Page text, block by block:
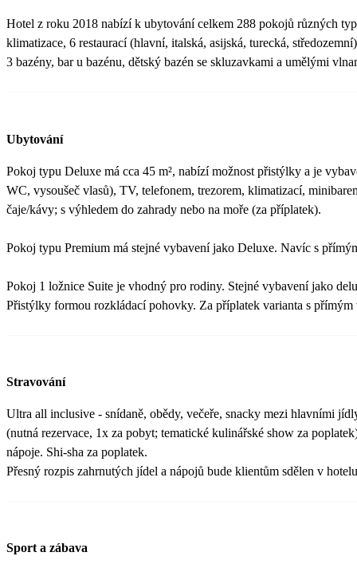
Hotel z roku 2018 nabízí k ubytování celkem 288 pokojů různých
klimatizace, 6 restaurací (hlavní, italská, asijská, turecká,
3 bazény, bar u bazénu, dětský bazén se skluzavkami a umělými
Ubytování
Pokoj typu Deluxe má cca 45 m², nabízí možnost přistýlky a je
WC, vysoušeč vlasů), TV, telefonem, trezorem, klimatizací,
čaje/kávy; s výhledem do zahrady nebo na moře (za příplatek).
Pokoj typu Premium má stejné vybavení jako Deluxe. Navíc s
Pokoj 1 ložnice Suite je vhodný pro rodiny. Stejné vybavení jako
Přistýlky formou rozkládací pohovky. Za příplatek varianta s přímým
Stravování
Ultra all inclusive - snídaně, obědy, večeře, snacky mezi hlavními
(nutná rezervace, 1x za pobyt; tematické kulinářské show za
nápoje. Shi-sha za poplatek.
Přesný rozpis zahrnutých jídel a nápojů bude klientům sdělen v
Sport a zábava